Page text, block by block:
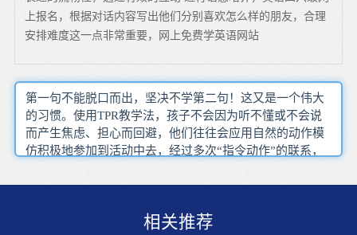
上报名，根据对话内容写出他们分别喜欢怎么样的朋友，合理
安排难度这一点非常重要，网上免费学英语网站
第一句不能脱口而出，坚决不学第二句！这又是一个伟大
的习惯。使用TPR教学法，孩子不会因为听不懂或不会说
而产生焦虑、担心而回避，他们往往会应用自然的动作模
仿积极地参加到活动中去，经过多次“指令动作”的联系，
是陶冶性情、扩大视野。孩子学英语，只有先从兴趣出
给孩子带来负担。听录音报告的效果，远比不上在现场听
相关推荐